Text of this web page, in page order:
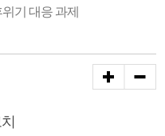
기 대응 과제